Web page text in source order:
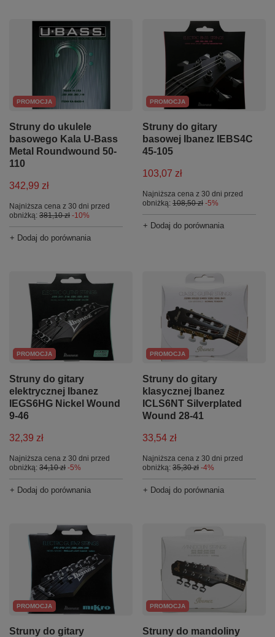
PROMOCJA
Struny do ukulele
basowego Kala U-Bass
Metal Roundwound 50-
110
342,99 zł
Najniższa cena z 30 dni przed
obniżką: 381,10 zł -10%
+ Dodaj do porównania
PROMOCJA
Struny do gitary
basowej Ibanez IEBS4C
45-105
103,07 zł
Najniższa cena z 30 dni przed
obniżką: 108,50 zł -5%
+ Dodaj do porównania
PROMOCJA
Struny do gitary
elektrycznej Ibanez
IEGS6HG Nickel Wound
9-46
32,39 zł
Najniższa cena z 30 dni przed
obniżką: 34,10 zł -5%
+ Dodaj do porównania
PROMOCJA
Struny do gitary
klasycznej Ibanez
ICLS6NT Silverplated
Wound 28-41
33,54 zł
Najniższa cena z 30 dni przed
obniżką: 35,30 zł -4%
+ Dodaj do porównania
PROMOCJA
Struny do gitary
PROMOCJA
Struny do mandoliny